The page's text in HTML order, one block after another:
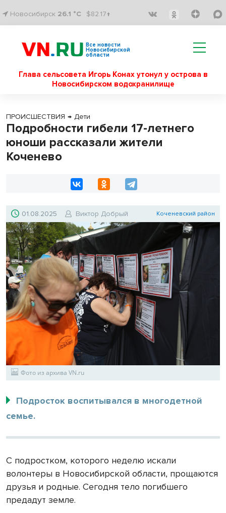
Новосибирск 26.1 °C $82.17↑
Все новости
Новосибирской
области
Глава сельсовета Игорь Конах утонул у острова в
Новосибирском водохранилище
ПРОИСШЕСТВИЯ → Дети
Подробности гибели 17-летнего
юноши рассказали жители
Коченево
01.08.2025 Виктор Добрый Коченевский район
Фото из архива VN.ru
Подросток воспитывался в многодетной
семье.
С подростком, которого неделю искали
волонтеры в Новосибирской области, прощаются
друзья и родные. Сегодня тело погибшего
предадут земле.